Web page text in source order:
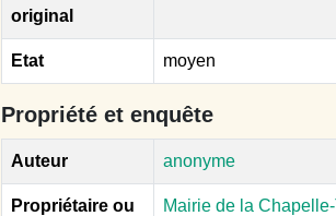
original
Etat moyen
Propriété et enquête
Auteur anonyme
Propriétaire ou
Mairie de la